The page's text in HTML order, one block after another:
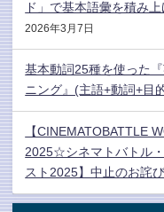
ド」で基本語彙を積み上
2026年3月7日
基本動詞25種を使った
ニング』(主語+動詞+目
【CINEMATOBATTLE
2025☆シネマトバトル
スト2025】中止のお詫び